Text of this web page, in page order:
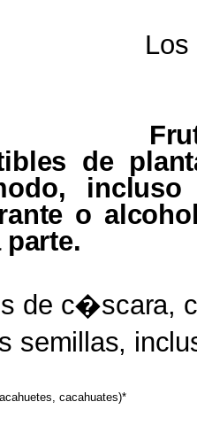
Los
de
, incluso
o
parte.
de c�scara,
semillas,
, cacahuates)*